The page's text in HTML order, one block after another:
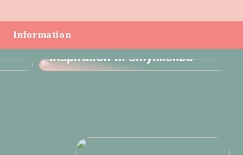
Information
Inspiration til smykkekøb